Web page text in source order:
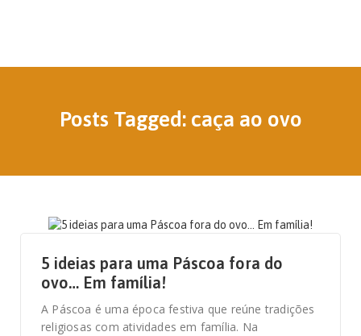
Posts Tagged: caça ao ovo
5 ideias para uma Páscoa fora do
ovo… Em família!
A Páscoa é uma época festiva que reúne tradições
religiosas com atividades em família. Na